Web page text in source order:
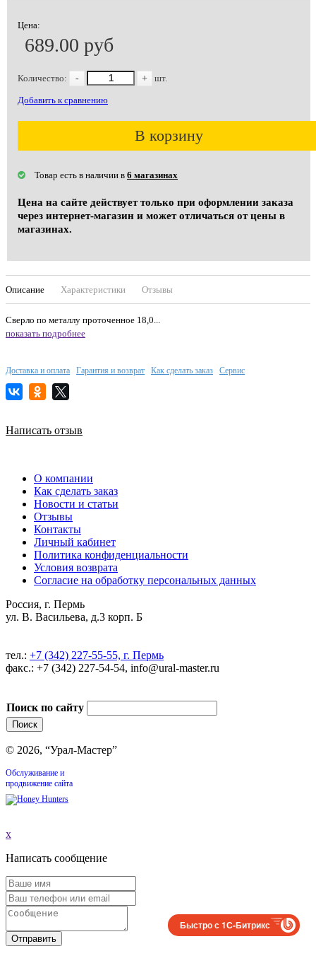
Цена:
689.00 руб
Количество: - + шт.
Добавить к сравнению
В корзину
Товар есть в наличии в 6 магазинах
Цена на сайте действует только при оформлении заказа
через интернет-магазин и может отличаться от цены в
магазинах.
Описание Характеристики Отзывы
Сверло по металлу проточенное 18,0...
показать подробнее
Доставка и оплата Гарантия и возврат Как сделать заказ Сервис
Написать отзыв
О компании
Как сделать заказ
Новости и статьи
Отзывы
Контакты
Личный кабинет
Политика конфиденциальности
Условия возврата
Согласие на обработку персональных данных
Россия, г. Пермь
ул. В. Васильева, д.3 корп. Б
тел.: +7 (342) 227-55-55, г. Пермь
факс.: +7 (342) 227-54-54, info@ural-master.ru
Поиск по сайту
© 2026, “Урал-Мастер”
Обслуживание и
продвижение сайта
x
Написать сообщение
Отправить
Быстро с 1С-Битрикс